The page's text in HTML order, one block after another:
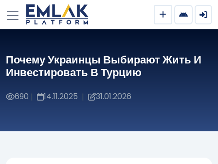
Почему Украинцы Выбирают Жить И
Инвестировать В Турцию
690 | 14.11.2025 | 31.01.2026